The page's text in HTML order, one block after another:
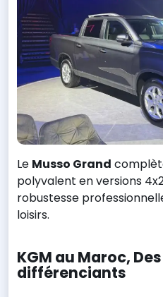
Le Musso Grand
polyvalent en versions
robustesse
loisirs.
KGM au Maroc,
différenciants